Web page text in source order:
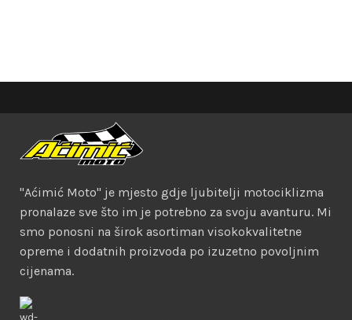
"Aćimić Moto" je mjesto gdje ljubitelji motociklizma
pronalaze sve što im je potrebno za svoju avanturu. Mi
smo ponosni na širok asortiman visokokvalitetne
opreme i dodatnih proizvoda po izuzetno povoljnim
cijenama.